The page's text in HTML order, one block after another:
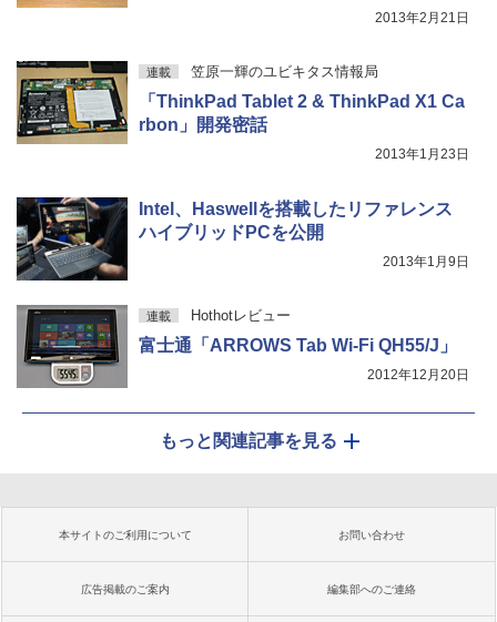
2013年2月21日
連載 笠原一輝のユビキタス情報局
「ThinkPad Tablet 2 & ThinkPad X1 Ca
rbon」開発密話
2013年1月23日
Intel、Haswellを搭載したリファレンス
ハイブリッドPCを公開
2013年1月9日
連載 Hothotレビュー
富士通「ARROWS Tab Wi-Fi QH55/J」
2012年12月20日
もっと関連記事を見る
本サイトのご利用について お問い合わせ
広告掲載のご案内 編集部へのご連絡